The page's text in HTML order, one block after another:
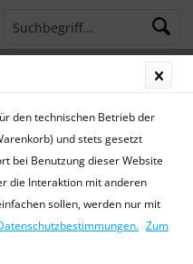
Service Hotline 04421 773770
den technischen Betrieb der
und stets gesetzt
bei Benutzung dieser Website
die Interaktion mit anderen
sollen, werden nur mit
Zum